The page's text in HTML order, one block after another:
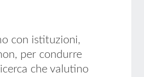
con istituzioni,
per condurre
che valutino